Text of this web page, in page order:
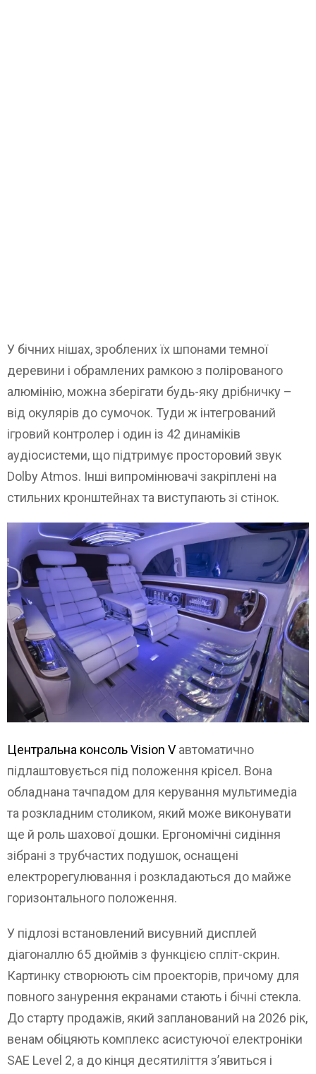
У бічних нішах, зроблених їх шпонами темної
деревини і обрамлених рамкою з полірованого
алюмінію, можна зберігати будь-яку дрібничку –
від окулярів до сумочок. Туди ж інтегрований
ігровий контролер і один із 42 динаміків
аудіосистеми, що підтримує просторовий звук
Dolby Atmos. Інші випромінювачі закріплені на
стильних кронштейнах та виступають зі стінок.
Центральна консоль Vision V автоматично
підлаштовується під положення крісел. Вона
обладнана тачпадом для керування мультимедіа
та розкладним столиком, який може виконувати
ще й роль шахової дошки. Ергономічні сидіння
зібрані з трубчастих подушок, оснащені
електрорегулювання і розкладаються до майже
горизонтального положення.
У підлозі встановлений висувний дисплей
діагоналлю 65 дюймів з функцією спліт-скрин.
Картинку створюють сім проекторів, причому для
повного занурення екранами стають і бічні стекла.
До старту продажів, який запланований на 2026 рік,
венам обіцяють комплекс асистуючої електроніки
SAE Level 2, а до кінця десятиліття з’явиться і